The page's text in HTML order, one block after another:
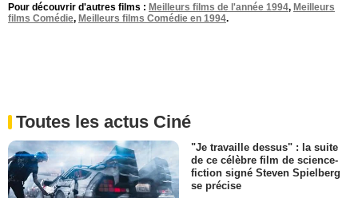
Pour découvrir d'autres films : Meilleurs films de l'année 1994, Meilleurs
films Comédie, Meilleurs films Comédie en 1994.
Toutes les actus Ciné
"Je travaille dessus" : la suite
de ce célèbre film de science-
fiction signé Steven Spielberg
se précise